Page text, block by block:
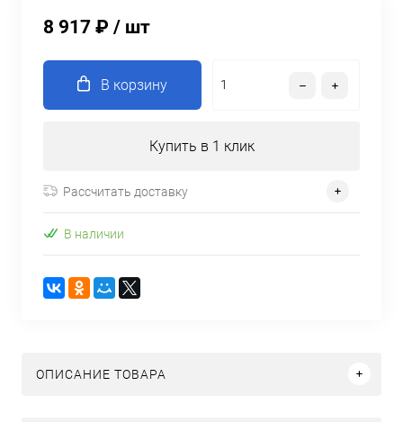
8 917 ₽ / шт
В корзину
Купить в 1 клик
Рассчитать доставку
В наличии
ОПИСАНИЕ ТОВАРА